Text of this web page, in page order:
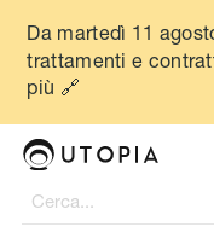
Da martedì 11
trattamenti e
più 🔗